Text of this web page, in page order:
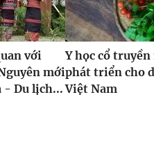
với
mới
- Du lịch...
Y học cổ
phát triển cho
Việt Nam